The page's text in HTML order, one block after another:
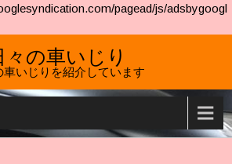
pagead/js/adsbygoogl
々の車いじり
車いじりを紹介しています